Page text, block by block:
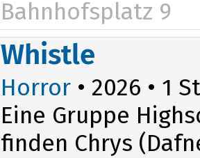
Bahnhofsplatz 9
Whistle
Horror • 2026 • 1
Eine Gruppe
finden Chrys